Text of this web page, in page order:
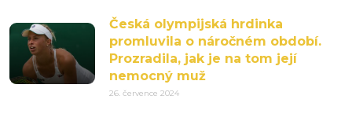
Česká olympijská hrdinka
promluvila o náročném období.
Prozradila, jak je na tom její
nemocný muž
26. července 2024